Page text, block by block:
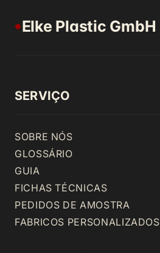
● Elke Plastic GmbH
SERVIÇO
SOBRE NÓS
GLOSSÁRIO
GUIA
FICHAS TÉCNICAS
PEDIDOS DE AMOSTRA
FABRICOS PERSONALIZADOS